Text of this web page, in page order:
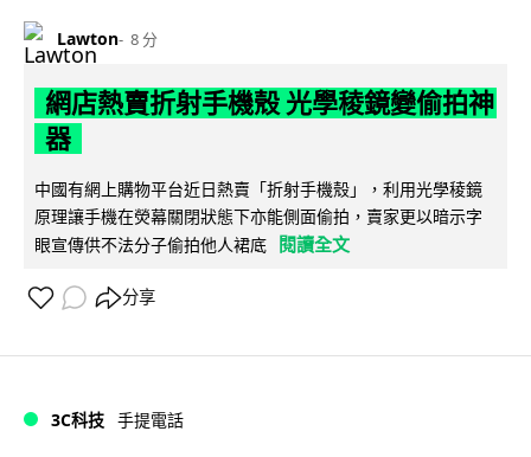
Lawton 8 分
網店熱賣折射手機殼 光學稜鏡變偷拍神
器
中國有網上購物平台近日熱賣「折射手機殼」，利用光學稜鏡
原理讓手機在熒幕關閉狀態下亦能側面偷拍，賣家更以暗示字
眼宣傳供不法分子偷拍他人裙底
閱讀全文
分享
3C科技 手提電話